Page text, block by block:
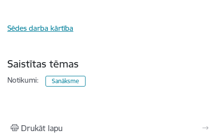
Sēdes darba kārtība
Saistītas tēmas
Notikumi: Sanāksme
Drukāt lapu